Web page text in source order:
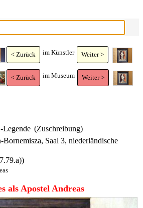
< Zurück im Künstler Weiter >
< Zurück im Museum Weiter >
Legende (Zuschreibung)
Saal 3, niederländische
als Apostel Andreas